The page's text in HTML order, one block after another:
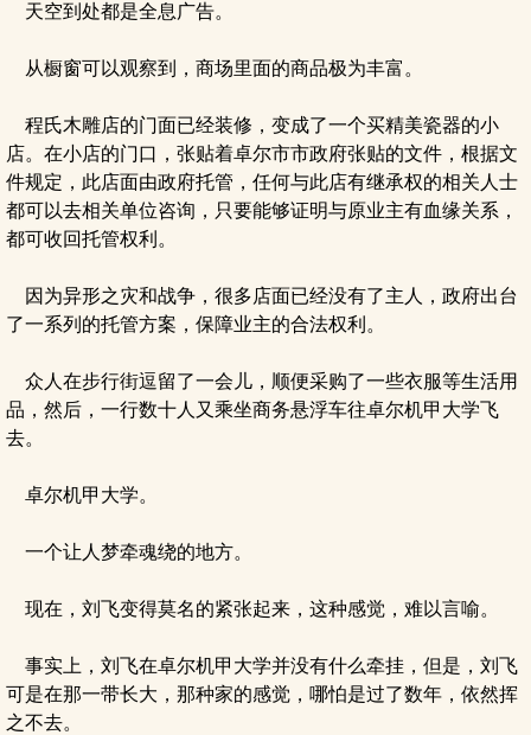
天空到处都是全息广告。
从橱窗可以观察到，商场里面的商品极为丰富。
程氏木雕店的门面已经装修，变成了一个买精美瓷器的小
店。在小店的门口，张贴着卓尔市市政府张贴的文件，根据文
件规定，此店面由政府托管，任何与此店有继承权的相关人士
都可以去相关单位咨询，只要能够证明与原业主有血缘关系，
都可收回托管权利。
因为异形之灾和战争，很多店面已经没有了主人，政府出台
了一系列的托管方案，保障业主的合法权利。
众人在步行街逗留了一会儿，顺便采购了一些衣服等生活用
品，然后，一行数十人又乘坐商务悬浮车往卓尔机甲大学飞
去。
卓尔机甲大学。
一个让人梦牵魂绕的地方。
现在，刘飞变得莫名的紧张起来，这种感觉，难以言喻。
事实上，刘飞在卓尔机甲大学并没有什么牵挂，但是，刘飞
可是在那一带长大，那种家的感觉，哪怕是过了数年，依然挥
之不去。